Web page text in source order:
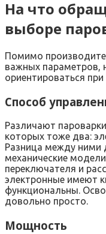
На что
выборе
Помимо
важных параметров,
ориентироваться
Способ
Различают
которых тоже два:
Разница между ними
механические
переключателя и
электронные имеют
функциональны.
довольно просто.
Мощность